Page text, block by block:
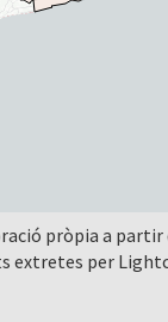
pròpia a partir
extretes per